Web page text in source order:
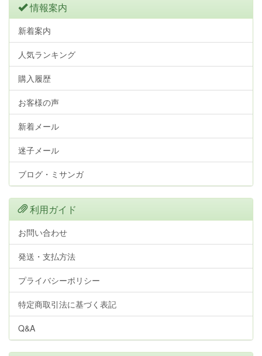
情報案内
新着案内
人気ランキング
購入履歴
お客様の声
新着メール
迷子メール
ブログ・ミサンガ
利用ガイド
お問い合わせ
発送・支払方法
プライバシーポリシー
特定商取引法に基づく表記
Q&A